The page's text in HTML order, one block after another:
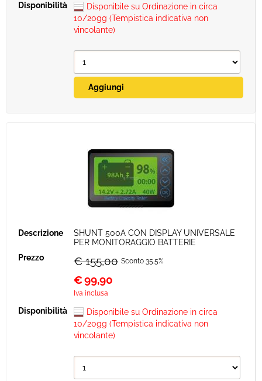
Disponibile su Ordinazione in circa
10/20gg (Tempistica indicativa non
vincolante)
SHUNT 500A CON DISPLAY UNIVERSALE
PER MONITORAGGIO BATTERIE
€ 155,00 Sconto 35.5%
€99,90
Iva inclusa
Disponibile su Ordinazione in circa
10/20gg (Tempistica indicativa non
vincolante)